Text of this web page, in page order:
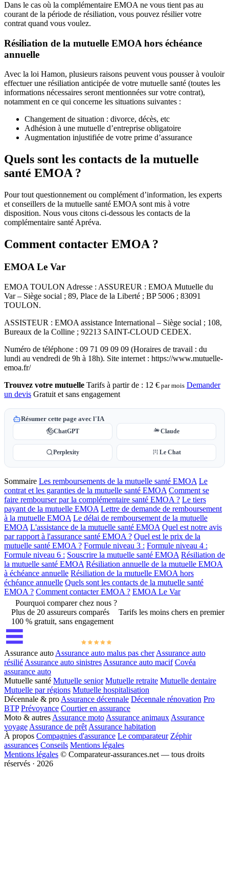
Dans le cas où la complémentaire EMOA ne vous tient pas au
courant de la période de résiliation, vous pouvez résilier votre
contrat quand vous voulez.
Résiliation de la mutuelle EMOA hors échéance
annuelle
Avec la loi Hamon, plusieurs raisons peuvent vous pousser à vouloir
effectuer une résiliation anticipée de votre mutuelle santé (toutes les
informations nécessaires seront mentionnées sur votre contrat),
notamment en ce qui concerne les situations suivantes :
Changement de situation : divorce, décès, etc
Adhésion à une mutuelle d’entreprise obligatoire
Augmentation injustifiée de votre prime d’assurance
Quels sont les contacts de la mutuelle
santé EMOA ?
Pour tout questionnement ou complément d’information, les experts
et conseillers de la mutuelle santé EMOA sont mis à votre
disposition. Nous vous citons ci-dessous les contacts de la
complémentaire santé Apréva.
Comment contacter EMOA ?
EMOA Le Var
EMOA TOULON Adresse : ASSUREUR : EMOA Mutuelle du
Var – Siège social ; 89, Place de la Liberté ; BP 5006 ; 83091
TOULON.
ASSISTEUR : EMOA assistance International – Siège social ; 108,
Bureaux de la Colline ; 92213 SAINT-CLOUD CEDEX.
Numéro de téléphone : 09 71 09 09 09 (Horaires de travail : du
lundi au vendredi de 9h à 18h). Site internet : https://www.mutuelle-
emoa.fr/
Trouvez votre mutuelle Tarifs à partir de : 12 € par mois Demander
un devis Gratuit et sans engagement
Résumer cette page avec l'IA
ChatGPT Claude
Perplexity Le Chat
Sommaire Les remboursements de la mutuelle santé EMOA Le
contrat et les garanties de la mutuelle santé EMOA Comment se
faire rembourser par la complémentaire santé EMOA ? Le tiers
payant de la mutuelle EMOA Lettre de demande de remboursement
à la mutuelle EMOA Le délai de remboursement de la mutuelle
EMOA L'assistance de la mutuelle santé EMOA Quel est notre avis
par rapport à l'assurance santé EMOA ? Quel est le prix de la
mutuelle santé EMOA ? Formule niveau 3 : Formule niveau 4 :
Formule niveau 6 : Souscrire la mutuelle santé EMOA Résiliation de
la mutuelle santé EMOA Résiliation annuelle de la mutuelle EMOA
à échéance annuelle Résiliation de la mutuelle EMOA hors
échéance annuelle Quels sont les contacts de la mutuelle santé
EMOA ? Comment contacter EMOA ? EMOA Le Var
Pourquoi comparer chez nous ?
Plus de 20 assureurs comparés
Tarifs les moins chers en premier
100 % gratuit, sans engagement
Assurance auto Assurance auto malus pas cher Assurance auto
résilié Assurance auto sinistres Assurance auto macif Covéa
assurance auto
Mutuelle santé Mutuelle senior Mutuelle retraite Mutuelle dentaire
Mutuelle par régions Mutuelle hospitalisation
Décennale & pro Assurance décennale Décennale rénovation Pro
BTP Prévoyance Courtier en assurance
Moto & autres Assurance moto Assurance animaux Assurance
voyage Assurance de prêt Assurance habitation
À propos Compagnies d'assurance Le comparateur Zéphir
assurances Conseils Mentions légales
Mentions légales © Comparateur-assurances.net — tous droits
réservés · 2026